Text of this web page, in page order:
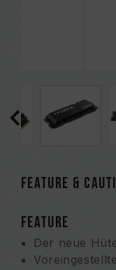
FEATURE &
FEATURE
Der neue